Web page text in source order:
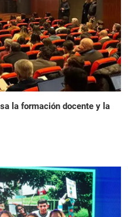
la formación docente y la